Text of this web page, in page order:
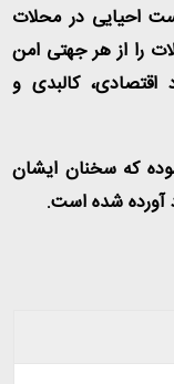
احیایی در محلات
را از هر جهتی امن
کالبدی و
که سخنان ایشان
آورده شده است.